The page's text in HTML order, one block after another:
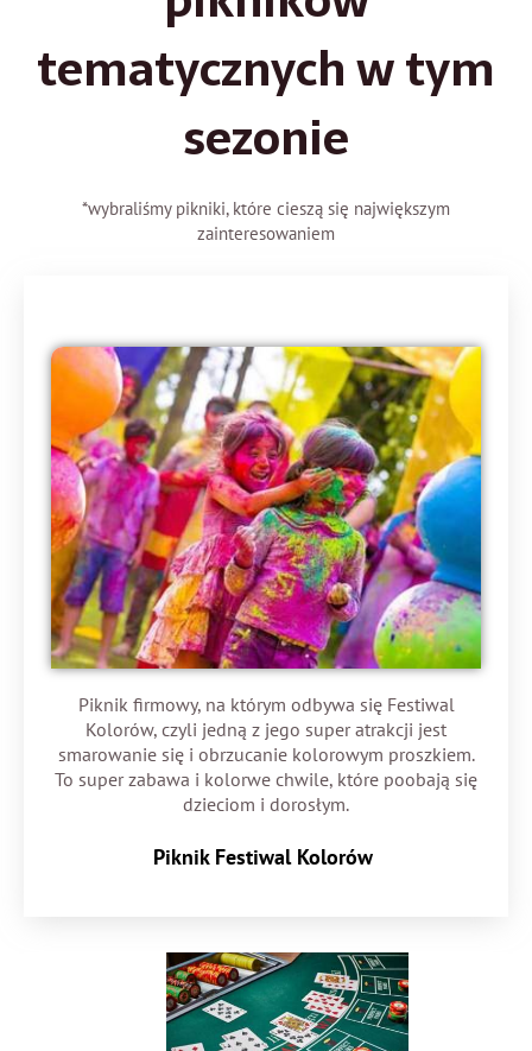
tematycznych w tym
sezonie
*wybraliśmy pikniki, które cieszą się największym
zainteresowaniem
Piknik firmowy, na którym odbywa się Festiwal
Kolorów, czyli jedną z jego super atrakcji jest
smarowanie się i obrzucanie kolorowym proszkiem.
To super zabawa i kolorwe chwile, które poobają się
dzieciom i dorosłym.
Piknik Festiwal Kolorów ​